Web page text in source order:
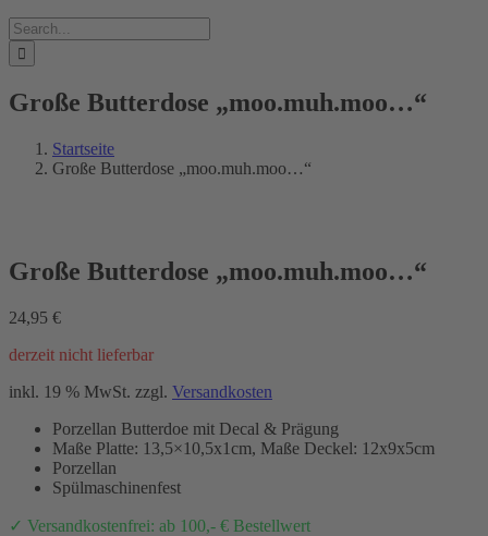
Suche
nach:
Große Butterdose „moo.muh.moo…“
Startseite
Große Butterdose „moo.muh.moo…“
Große Butterdose „moo.muh.moo…“
24,95 €
derzeit nicht lieferbar
inkl. 19 % MwSt. zzgl. Versandkosten
Porzellan Butterdoe mit Decal & Prägung
Maße Platte: 13,5×10,5x1cm, Maße Deckel: 12x9x5cm
Porzellan
Spülmaschinenfest
✓ Versandkostenfrei: ab 100,- € Bestellwert